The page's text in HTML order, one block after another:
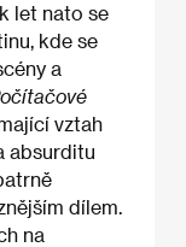
let nato se
kde se
a
vztah
absurditu
dílem.
na